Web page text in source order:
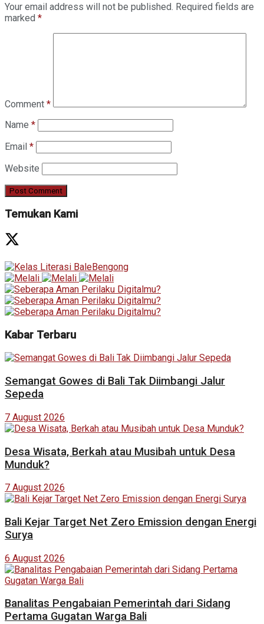
Your email address will not be published. Required fields are
marked *
Comment *
Name *
Email *
Website
Temukan Kami
Kabar Terbaru
Semangat Gowes di Bali Tak Diimbangi Jalur
Sepeda
7 August 2026
Desa Wisata, Berkah atau Musibah untuk Desa
Munduk?
7 August 2026
Bali Kejar Target Net Zero Emission dengan Energi
Surya
6 August 2026
Banalitas Pengabaian Pemerintah dari Sidang
Pertama Gugatan Warga Bali